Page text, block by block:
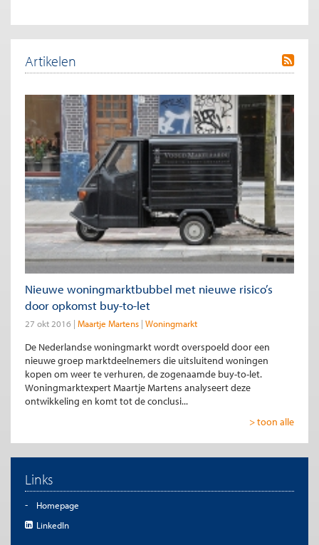
Artikelen
Nieuwe woningmarktbubbel met nieuwe risico’s
door opkomst buy-to-let
27 okt 2016 Maartje Martens Woningmarkt
De Nederlandse woningmarkt wordt overspoeld door een
nieuwe groep marktdeelnemers die uitsluitend woningen
kopen om weer te verhuren, de zogenaamde buy-to-let.
Woningmarktexpert Maartje Martens analyseert deze
ontwikkeling en komt tot de conclusi...
> toon alle
Links
Homepage
LinkedIn